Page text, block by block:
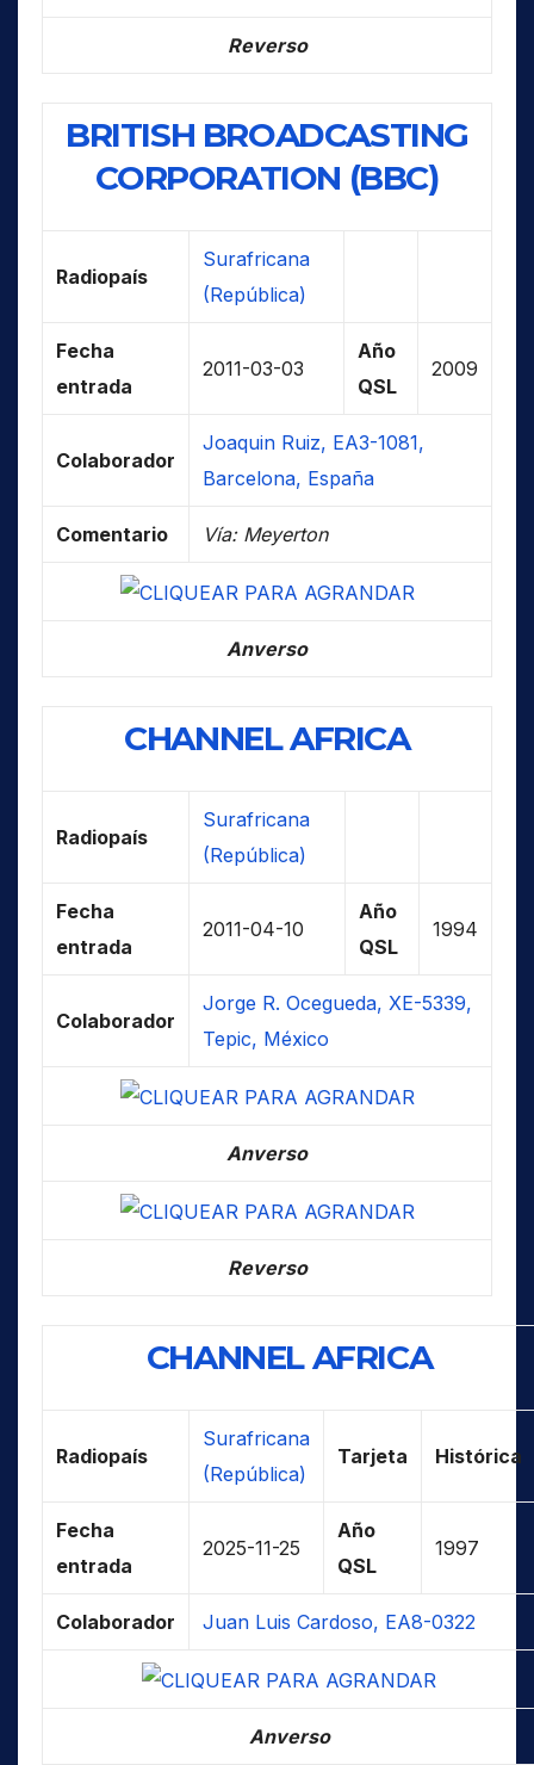
Reverso
BRITISH BROADCASTING
CORPORATION (BBC)
Radiopaís
Surafricana
(República)
Fecha
entrada
2011-03-03
Año
QSL
2009
Colaborador
Joaquin Ruiz, EA3-1081,
Barcelona, España
Comentario Vía: Meyerton
Anverso
CHANNEL AFRICA
Radiopaís
Surafricana
(República)
Fecha
entrada
2011-04-10
Año
QSL
1994
Colaborador
Jorge R. Ocegueda, XE-5339,
Tepic, México
Anverso
Reverso
CHANNEL AFRICA
Radiopaís
Surafricana
(República)
Tarjeta Histórica
Fecha
entrada
2025-11-25
Año
QSL
1997
Colaborador Juan Luis Cardoso, EA8-0322
Anverso